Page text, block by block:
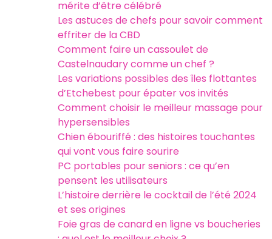
mérite d’être célébré
Les astuces de chefs pour savoir comment
effriter de la CBD
Comment faire un cassoulet de
Castelnaudary comme un chef ?
Les variations possibles des îles flottantes
d’Etchebest pour épater vos invités
Comment choisir le meilleur massage pour
hypersensibles
Chien ébouriffé : des histoires touchantes
qui vont vous faire sourire
PC portables pour seniors : ce qu’en
pensent les utilisateurs
L’histoire derrière le cocktail de l’été 2024
et ses origines
Foie gras de canard en ligne vs boucheries